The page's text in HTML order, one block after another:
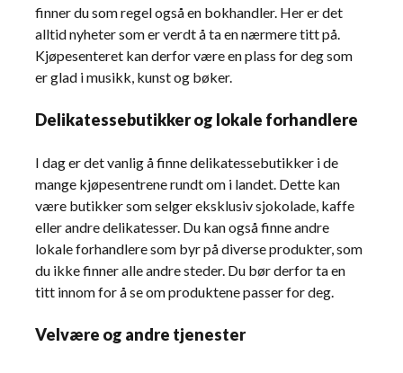
finner du som regel også en bokhandler. Her er det
alltid nyheter som er verdt å ta en nærmere titt på.
Kjøpesenteret kan derfor være en plass for deg som
er glad i musikk, kunst og bøker.
Delikatessebutikker og lokale forhandlere
I dag er det vanlig å finne delikatessebutikker i de
mange kjøpesentrene rundt om i landet. Dette kan
være butikker som selger eksklusiv sjokolade, kaffe
eller andre delikatesser. Du kan også finne andre
lokale forhandlere som byr på diverse produkter, som
du ikke finner alle andre steder. Du bør derfor ta en
titt innom for å se om produktene passer for deg.
Velvære og andre tjenester